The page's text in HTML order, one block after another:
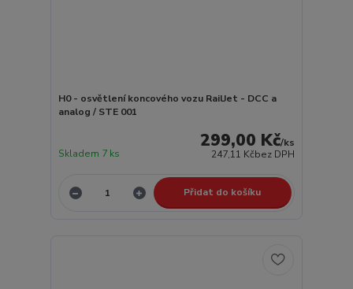
H0 - osvětlení koncového vozu RailJet - DCC a
analog / STE 001
299,00 Kč/ks
247,11 Kčbez DPH
Skladem 7 ks
Přidat do košíku